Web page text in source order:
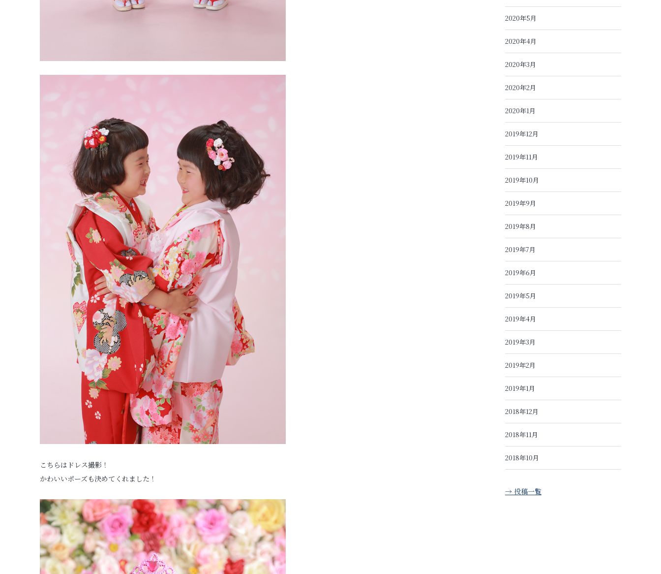
こちらはドレス撮影！
かわいいポーズも決めてくれました！
2020年5月
2020年4月
2020年3月
2020年2月
2020年1月
2019年12月
2019年11月
2019年10月
2019年9月
2019年8月
2019年7月
2019年6月
2019年5月
2019年4月
2019年3月
2019年2月
2019年1月
2018年12月
2018年11月
2018年10月
→ 投稿一覧